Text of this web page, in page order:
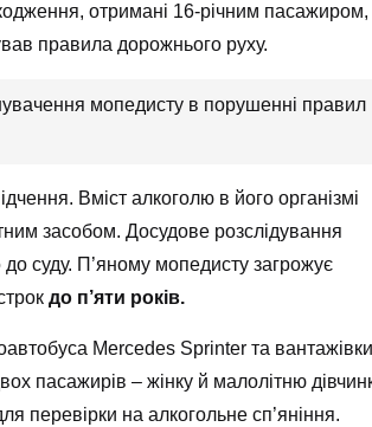
отримані 16-річним пасажиром,
правила дорожнього руху.
мопедисту в порушенні правил
Вміст алкоголю в його організмі
засобом. Досудове розслідування
суду. П’яному мопедисту загрожує
до п’яти років.
Mercedes Sprinter та
пасажирів – жінку й малолітню
перевірки на алкогольне сп’яніння.